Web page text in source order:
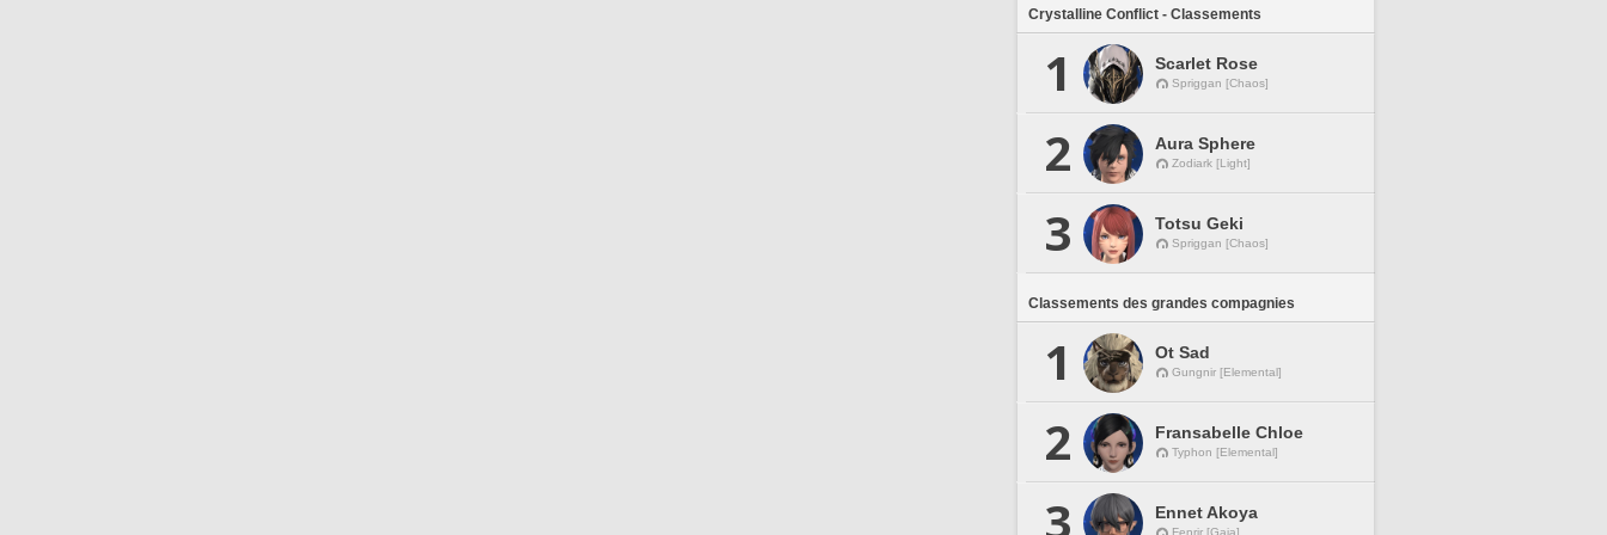
Crystalline Conflict - Classements
1 Scarlet Rose
Spriggan [Chaos]
2 Aura Sphere
Zodiark [Light]
3 Totsu Geki
Spriggan [Chaos]
Classements des grandes compagnies
1 Ot Sad
Gungnir [Elemental]
2 Fransabelle Chloe
Typhon [Elemental]
3 Ennet Akoya
Fenrir [Gaia]